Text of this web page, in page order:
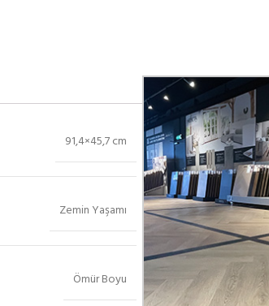
91,4×45,7 cm
Zemin Yaşamı
Ömür Boyu